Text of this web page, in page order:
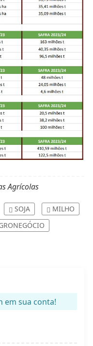
Agrícolas
SOJA
MILHO
em sua conta!